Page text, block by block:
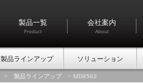
製品一覧
Product
会社案内
About
製品ラインアップ ソリューション
> 製品ラインアップ > MD8562